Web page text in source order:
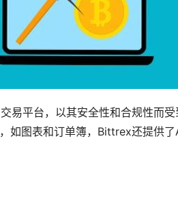
易平台，以其安全性和合规性而
如图表和订单簿，Bittrex还提供